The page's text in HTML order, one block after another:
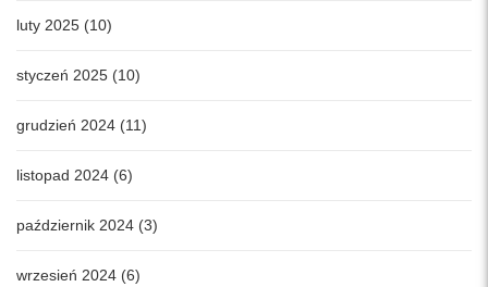
luty 2025 (10)
styczeń 2025 (10)
grudzień 2024 (11)
listopad 2024 (6)
październik 2024 (3)
wrzesień 2024 (6)